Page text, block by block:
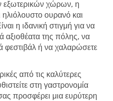
εξωτερικών χώρων, η
ουρανό και
η ιδανική στιγμή για να
αξιοθέατα της πόλης, να
φεστιβάλ ή να χαλαρώσετε
από τις καλύτερες
στη γαστρονομία
προσφέρει μια ευρύτερη